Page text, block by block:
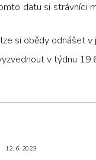
datu si strávníci
si obědy odnášet v
v týdnu
12. 6. 2023